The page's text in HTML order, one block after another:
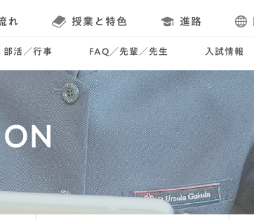
れ 授業と特色 進路
部活／行事 FAQ／先輩／先生 入試情報